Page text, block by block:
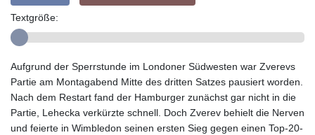
Textgröße:
Aufgrund der Sperrstunde im Londoner Südwesten war Zverevs
Partie am Montagabend Mitte des dritten Satzes pausiert worden.
Nach dem Restart fand der Hamburger zunächst gar nicht in die
Partie, Lehecka verkürzte schnell. Doch Zverev behielt die Nerven
und feierte in Wimbledon seinen ersten Sieg gegen einen Top-20-